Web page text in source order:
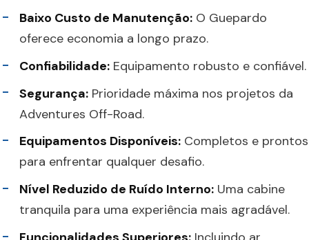
Baixo Custo de Manutenção: O Guepardo
oferece economia a longo prazo.
Confiabilidade: Equipamento robusto e confiável.
Segurança: Prioridade máxima nos projetos da
Adventures Off-Road.
Equipamentos Disponíveis: Completos e prontos
para enfrentar qualquer desafio.
Nível Reduzido de Ruído Interno: Uma cabine
tranquila para uma experiência mais agradável.